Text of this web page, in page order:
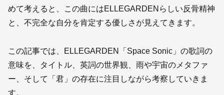
めて考えると、この曲にはELLEGARDENらしい反骨精神
と、不完全な自分を肯定する優しさが見えてきます。
この記事では、ELLEGARDEN「Space Sonic」の歌詞の
意味を、タイトル、英詞の世界観、雨や宇宙のメタファ
ー、そして「君」の存在に注目しながら考察していきま
す。